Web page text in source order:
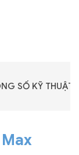
SỐ KỸ THUẬT